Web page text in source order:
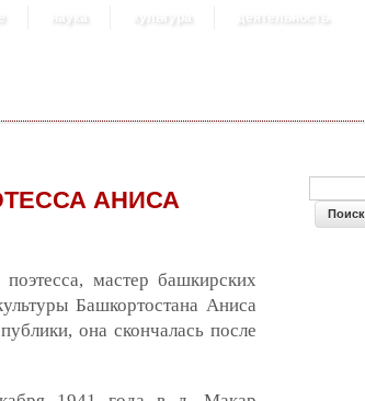
наука культура деятельность
АНИСА
мастер башкирских
Башкортостана Аниса
она скончалась после